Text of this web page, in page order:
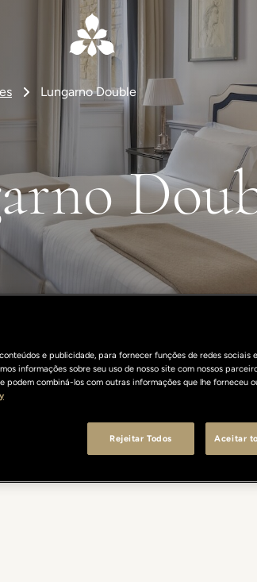
Lungarno Double
e publicidade, para fornecer funções de redes sociais
informações sobre seu uso de nosso site com nossos
podem combiná-los com outras informações que lhe forneceu
Rejeitar Todos Aceitar